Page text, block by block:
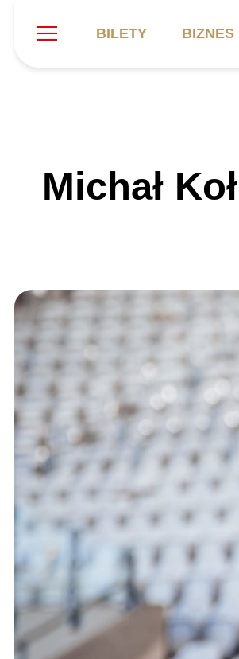
BILETY BIZNES
Informacje ogólne
Symbole klubu
Ochrona dzieci
SKLEP
Michał